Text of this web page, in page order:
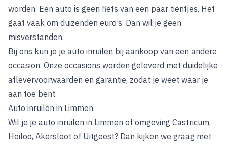
worden. Een auto is geen fiets van een paar tientjes. Het
gaat vaak om duizenden euro’s. Dan wil je geen
misverstanden.
Bij ons kun je je auto inruilen bij aankoop van een andere
occasion. Onze occasions worden geleverd met duidelijke
aflevervoorwaarden en garantie, zodat je weet waar je
aan toe bent.
Auto inruilen in Limmen
Wil je je auto inruilen in Limmen of omgeving Castricum,
Heiloo, Akersloot of Uitgeest? Dan kijken we graag met